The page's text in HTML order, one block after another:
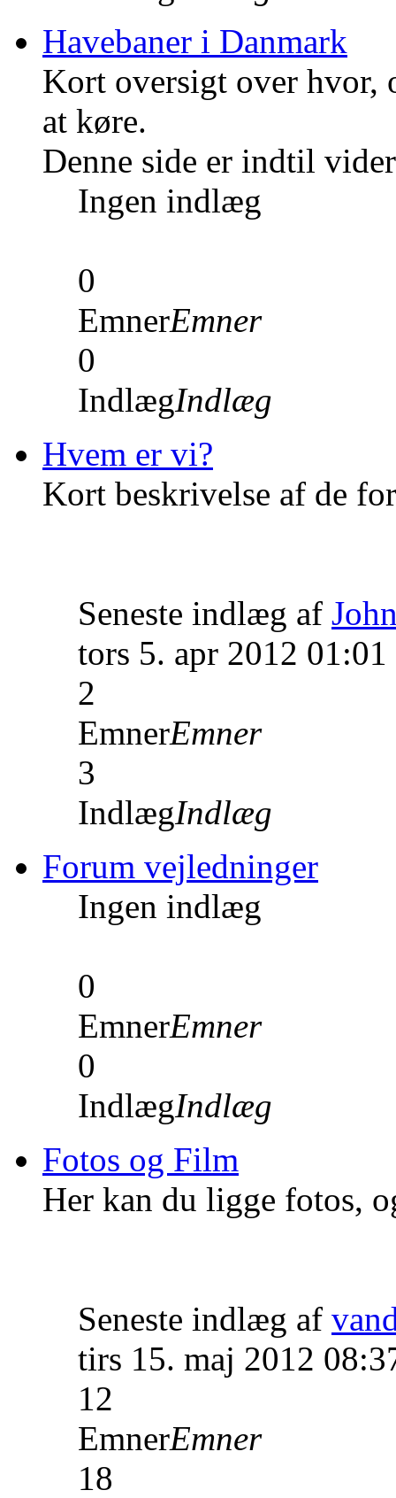
Havebaner i Danmark
Kort oversigt over hvor,
at køre.
Denne side er indtil
Ingen indlæg
0
EmnerEmner
0
IndlægIndlæg
Hvem er vi?
Kort beskrivelse af de
Seneste indlæg af
tors 5. apr 2012 01:01
2
EmnerEmner
3
IndlægIndlæg
Forum vejledninger
Ingen indlæg
0
EmnerEmner
0
IndlægIndlæg
Fotos og Film
Her kan du ligge fotos,
Seneste indlæg af
tirs 15. maj 2012
12
EmnerEmner
18